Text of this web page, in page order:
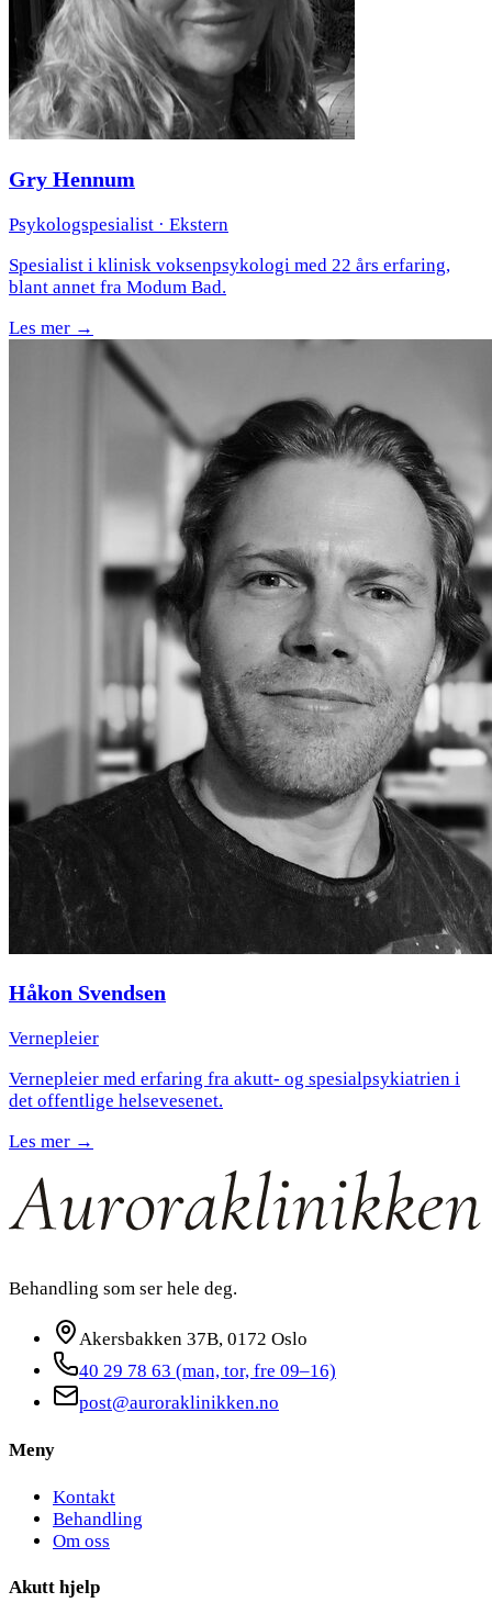
Gry Hennum
Psykologspesialist · Ekstern
Spesialist i klinisk voksenpsykologi med 22 års erfaring,
blant annet fra Modum Bad.
Les mer →
Håkon Svendsen
Vernepleier
Vernepleier med erfaring fra akutt- og spesialpsykiatrien i
det offentlige helsevesenet.
Les mer →
Behandling som ser hele deg.
Akersbakken 37B, 0172 Oslo
40 29 78 63 (man, tor, fre 09–16)
post@auroraklinikken.no
Meny
Kontakt
Behandling
Om oss
Akutt hjelp